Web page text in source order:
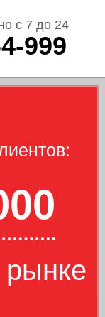
с 7 до 24
999
рынке